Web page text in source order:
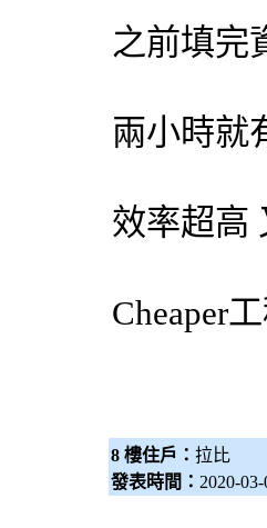
之前填完
兩小時就
效率超高
Cheaper
8 樓住戶： 拉比
發表時間： 2020-03-